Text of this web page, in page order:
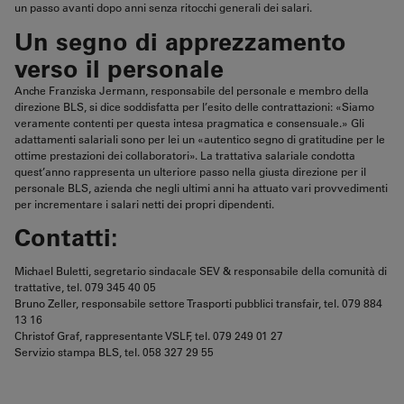
un passo avanti dopo anni senza ritocchi generali dei salari.
Un segno di apprezzamento
verso il personale
Anche Franziska Jermann, responsabile del personale e membro della
direzione BLS, si dice soddisfatta per l’esito delle contrattazioni: «Siamo
veramente contenti per questa intesa pragmatica e consensuale.» Gli
adattamenti salariali sono per lei un «autentico segno di gratitudine per le
ottime prestazioni dei collaboratori». La trattativa salariale condotta
quest’anno rappresenta un ulteriore passo nella giusta direzione per il
personale BLS, azienda che negli ultimi anni ha attuato vari provvedimenti
per incrementare i salari netti dei propri dipendenti.
Contatti:
Michael Buletti, segretario sindacale SEV & responsabile della comunità di
trattative, tel. 079 345 40 05
Bruno Zeller, responsabile settore Trasporti pubblici transfair, tel. 079 884
13 16
Christof Graf, rappresentante VSLF, tel. 079 249 01 27
Servizio stampa BLS, tel. 058 327 29 55